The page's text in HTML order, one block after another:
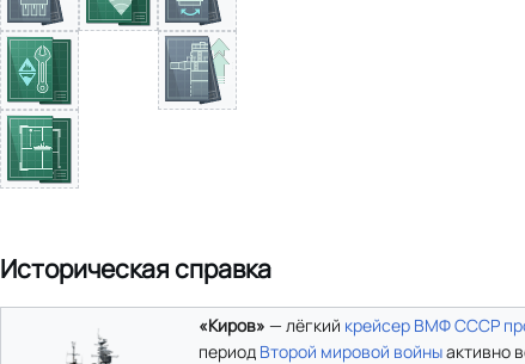
Историческая справка
«Киров» — лёгкий крейсер ВМФ СССР
период Второй мировой войныактивно